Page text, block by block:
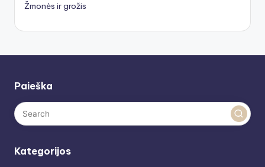
Žmonės ir grožis
Paieška
Kategorijos